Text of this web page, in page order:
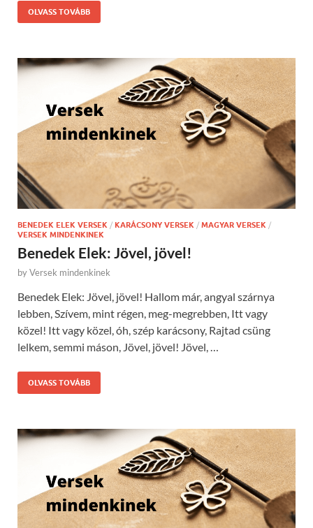
OLVASS TOVÁBB
BENEDEK ELEK VERSEK / KARÁCSONY VERSEK / MAGYAR VERSEK /
VERSEK MINDENKINEK
Benedek Elek: Jövel, jövel!
byVersek mindenkinek
Benedek Elek: Jövel, jövel! Hallom már, angyal szárnya
lebben, Szívem, mint régen, meg-megrebben, Itt vagy
közel! Itt vagy közel, óh, szép karácsony, Rajtad csüng
lelkem, semmi máson, Jövel, jövel! Jövel, …
OLVASS TOVÁBB